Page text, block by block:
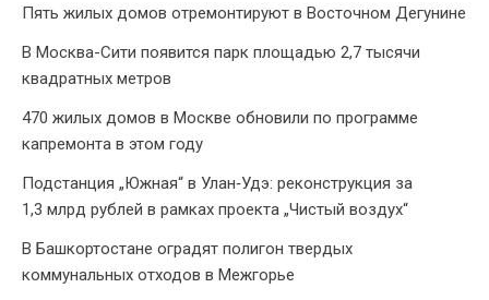
Пять жилых домов отремонтируют в Восточном Дегунине
В Москва-Сити появится парк площадью 2,7 тысячи
квадратных метров
470 жилых домов в Москве обновили по программе
капремонта в этом году
Подстанция „Южная“ в Улан‑Удэ: реконструкция за
1,3 млрд рублей в рамках проекта „Чистый воздух“
В Башкортостане оградят полигон твердых
коммунальных отходов в Межгорье